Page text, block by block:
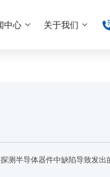
中心 关于我们
测半导体器件中缺陷导致发出